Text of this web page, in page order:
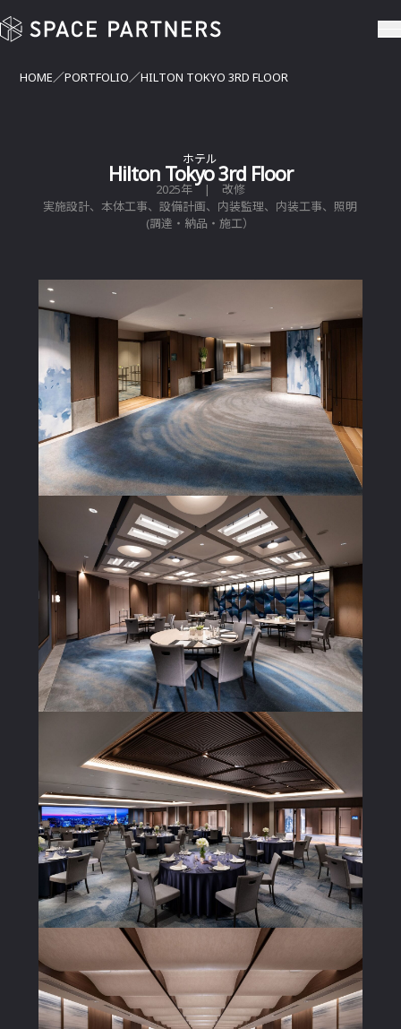
Hilton Tokyo 3rd Floor | SPACE PARTNERS
HOME PORTFOLIO HILTON TOKYO 3RD FLOOR
ホテル
Hilton Tokyo 3rd Floor
2025年 | 改修
実施設計、本体工事、設備計画、内装監理、内装工事、照明
(調達・納品・施工）